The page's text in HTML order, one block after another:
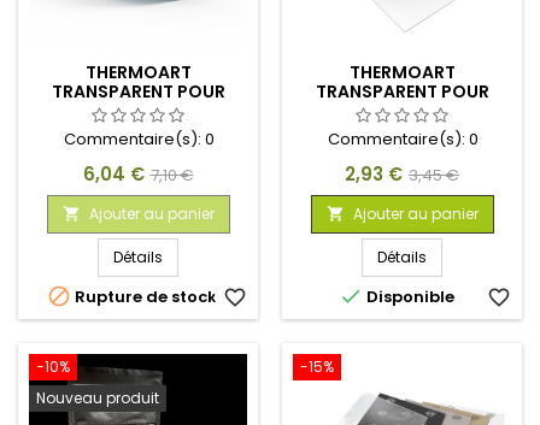
THERMOART
TRANSPARENT POUR
THERMOFORMAGE SOUS
VIDE 375X500MM 0.5MM
(M)
Commentaire(s): 0
Prix
6,04 € Prix
de
base
7,10 €
 Ajouter au panier
Détails
 Rupture de stock favorite_border
THERMOART
TRANSPARENT POUR
THERMOFORMAGE SOUS
VIDE 200X300MM 0.5MM
(S)
Commentaire(s): 0
Prix
2,93 € Prix
de
base
3,45 €
 Ajouter au panier
Détails
 Disponible favorite_border
-10%
Nouveau produit
-15%